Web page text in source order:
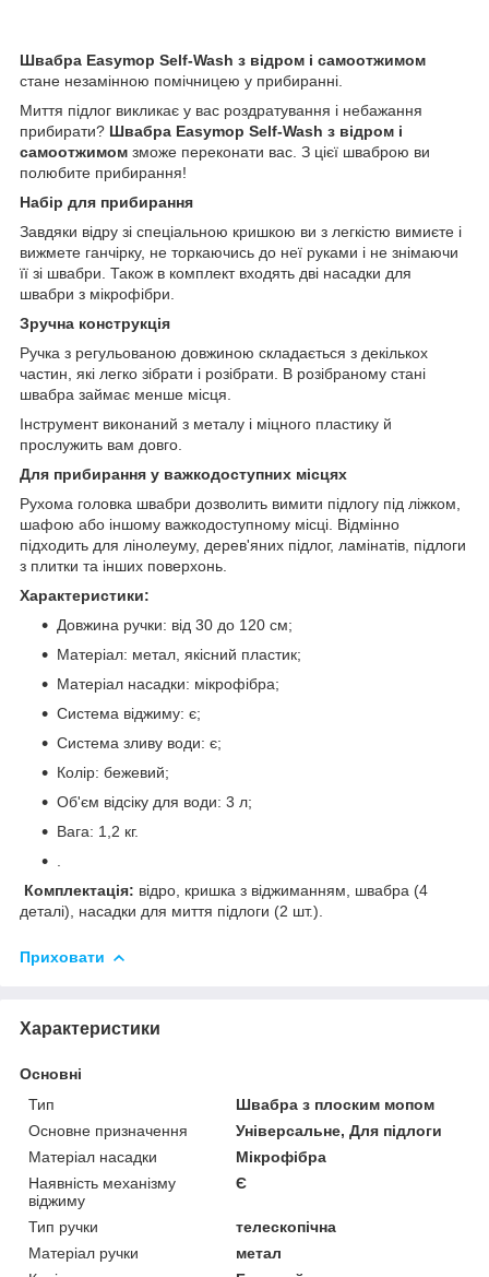
Швабра Easymop Self-Wash з відром і самоотжимом
стане незамінною помічницею у прибиранні.
Миття підлог викликає у вас роздратування і небажання
прибирати? Швабра Easymop Self-Wash з відром і
самоотжимом зможе переконати вас. З цієї шваброю ви
полюбите прибирання!
Набір для прибирання
Завдяки відру зі спеціальною кришкою ви з легкістю вимиєте і
вижмете ганчірку, не торкаючись до неї руками і не знімаючи
її зі швабри. Також в комплект входять дві насадки для
швабри з мікрофібри.
Зручна конструкція
Ручка з регульованою довжиною складається з декількох
частин, які легко зібрати і розібрати. В розібраному стані
швабра займає менше місця.
Інструмент виконаний з металу і міцного пластику й
прослужить вам довго.
Для прибирання у важкодоступних місцях
Рухома головка швабри дозволить вимити підлогу під ліжком,
шафою або іншому важкодоступному місці. Відмінно
підходить для лінолеуму, дерев'яних підлог, ламінатів, підлоги
з плитки та інших поверхонь.
Характеристики:
Довжина ручки: від 30 до 120 см;
Матеріал: метал, якісний пластик;
Матеріал насадки: мікрофібра;
Система віджиму: є;
Система зливу води: є;
Колір: бежевий;
Об'єм відсіку для води: 3 л;
Вага: 1,2 кг.
Комплектація: відро, кришка з віджиманням, швабра (4
деталі), насадки для миття підлоги (2 шт.).
Приховати
Характеристики
Основні
Тип
Швабра з плоским мопом
Основне призначення
Універсальне, Для підлоги
Матеріал насадки
Мікрофібра
Наявність механізму
віджиму
Є
Тип ручки
телескопічна
Матеріал ручки
метал